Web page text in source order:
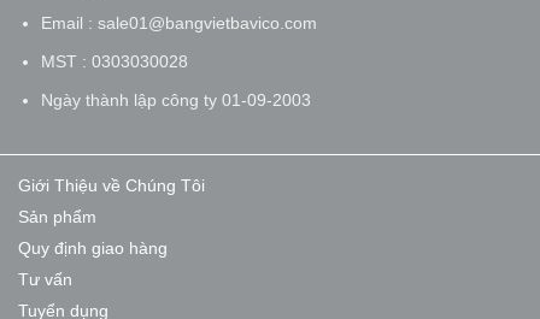
Email : sale01@bangvietbavico.com
MST : 0303030028
Ngày thành lập công ty 01-09-2003
Giới Thiệu về Chúng Tôi
Sản phẩm
Quy định giao hàng
Tư vấn
Tuyển dụng